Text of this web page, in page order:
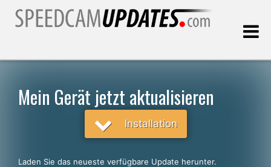
Mein Gerät jetzt aktualisieren
Installation
Laden Sie das neueste verfügbare Update herunter.